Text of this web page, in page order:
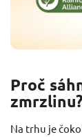
Proč
zmrzlinu?
Na trhu je